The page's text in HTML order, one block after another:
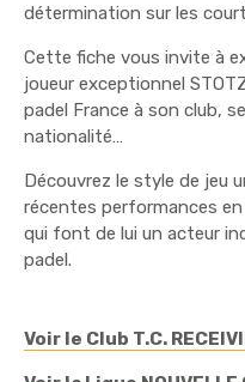
détermination sur les
Cette fiche vous invite à
joueur exceptionnel
padel France à son club,
nationalité…
Découvrez le style de jeu
récentes performances
qui font de lui un acteur
padel.
Voir le Club T.C.